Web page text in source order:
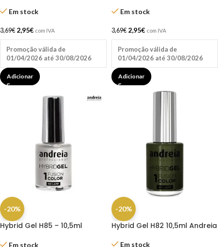
Em stock
3,69€ 2,95€ com IVA
Promoção válida de
01/04/2026 até 30/08/2026
Adicionar
Em stock
3,69€ 2,95€ com IVA
Promoção válida de
01/04/2026 até 30/08/2026
Adicionar
-20%
Hybrid Gel H85 – 10,5ml
Em stock
-20%
Hybrid Gel H82 10,5ml Andreia
Em stock